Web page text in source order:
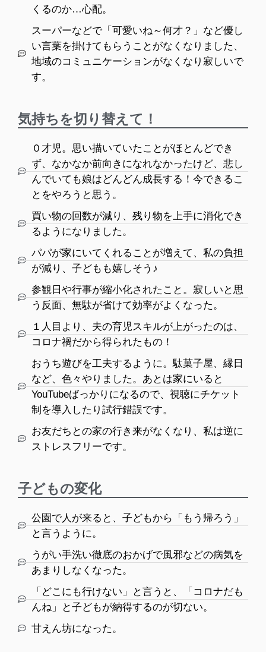
くるのか…心配。
スーパーなどで「可愛いね～何才？」など優し
い言葉を掛けてもらうことがなくなりました、
地域のコミュニケーションがなくなり寂しいで
す。
気持ちを切り替えて！
０才児。思い描いていたことがほとんどでき
ず、なかなか前向きになれなかったけど、悲し
んでいても娘はどんどん成長する！今できるこ
とをやろうと思う。
買い物の回数が減り、残り物を上手に消化でき
るようになりました。
パパが家にいてくれることが増えて、私の負担
が減り、子どもも嬉しそう♪
参観日や行事が縮小化されたこと。寂しいと思
う反面、無駄が省けて効率がよくなった。
１人目より、夫の育児スキルが上がったのは、
コロナ禍だから得られたもの！
おうち遊びを工夫するように。駄菓子屋、縁日
など、色々やりました。あとは家にいると
YouTubeばっかりになるので、視聴にチケット
制を導入したり試行錯誤です。
お友だちとの家の行き来がなくなり、私は逆に
ストレスフリーです。
子どもの変化
公園で人が来ると、子どもから「もう帰ろう」
と言うように。
うがい手洗い徹底のおかげで風邪などの病気を
あまりしなくなった。
「どこにも行けない」と言うと、「コロナだも
んね」と子どもが納得するのが切ない。
甘えん坊になった。